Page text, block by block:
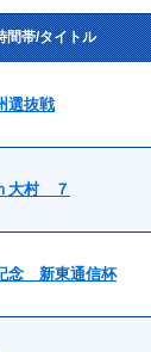
間帯/タイトル
選抜戦
大村 ７
念 新東通信杯